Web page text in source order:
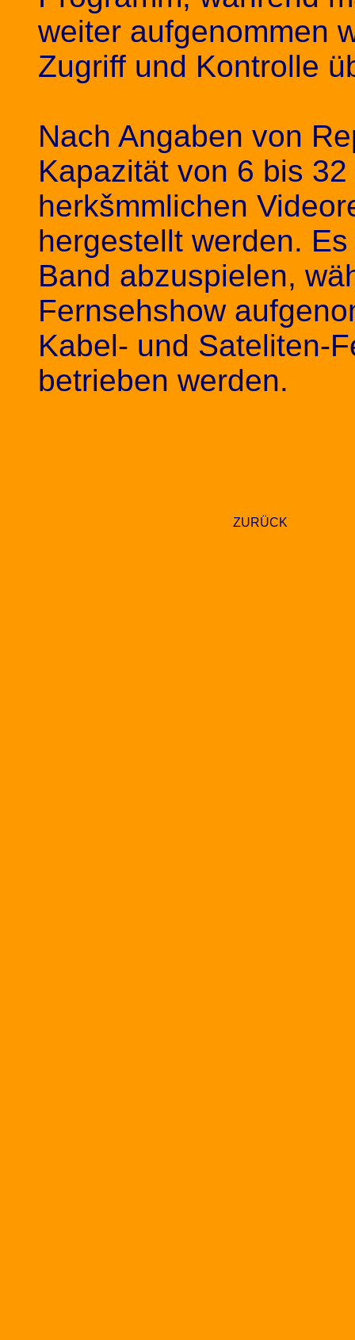
weiter aufgenommen
Zugriff und Kontrolle
Nach Angaben von
Kapazität von 6 bis
herkšmmlichen
hergestellt werden.
Band abzuspielen,
Fernsehshow
Kabel- und Sateliten-
betrieben werden.
ZURÜCK